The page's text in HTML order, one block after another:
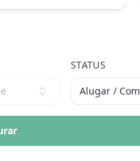
STATUS
Alugar /